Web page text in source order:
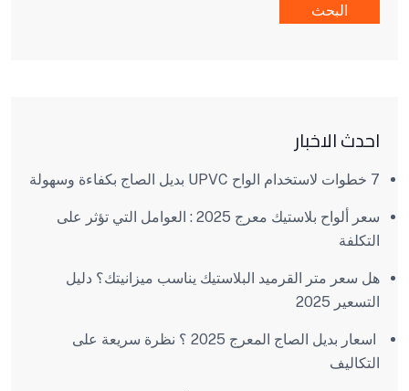
البحث
احدث الاخبار
7 خطوات لاستخدام الواح UPVC بديل الصاج بكفاءة وسهولة
سعر ألواح بلاستيك معرج 2025 : العوامل التي تؤثر على
التكلفة
هل سعر متر القرميد البلاستيك يناسب ميزانيتك؟ دليل
التسعير 2025
اسعار بديل الصاج المعرج 2025 ؟ نظرة سريعة على
التكاليف